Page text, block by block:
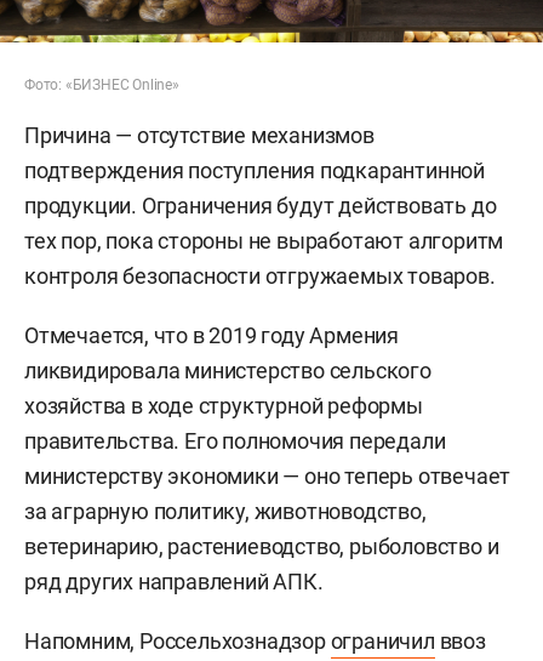
Фото: «БИЗНЕС Online»
Причина — отсутствие механизмов
подтверждения поступления подкарантинной
продукции. Ограничения будут действовать до
тех пор, пока стороны не выработают алгоритм
контроля безопасности отгружаемых товаров.
Отмечается, что в 2019 году Армения
ликвидировала министерство сельского
хозяйства в ходе структурной реформы
правительства. Его полномочия передали
министерству экономики — оно теперь отвечает
за аграрную политику, животноводство,
ветеринарию, растениеводство, рыболовство и
ряд других направлений АПК.
Напомним, Россельхознадзорограничил ввоз